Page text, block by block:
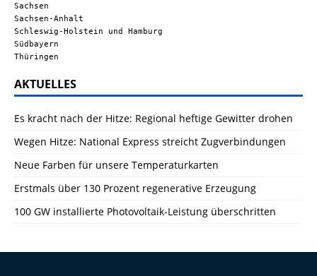
Sachsen
Sachsen-Anhalt
Schleswig-Holstein und Hamburg
Südbayern
Thüringen
AKTUELLES
Es kracht nach der Hitze: Regional heftige Gewitter drohen
Wegen Hitze: National Express streicht Zugverbindungen
Neue Farben für unsere Temperaturkarten
Erstmals über 130 Prozent regenerative Erzeugung
100 GW installierte Photovoltaik-Leistung überschritten